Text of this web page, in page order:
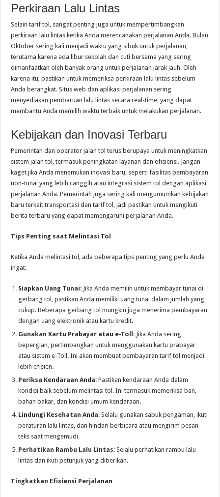
Perkiraan Lalu Lintas
Selain tarif tol, sangat penting juga untuk mempertimbangkan
perkiraan lalu lintas ketika Anda merencanakan perjalanan Anda. Bulan
Oktober sering kali menjadi waktu yang sibuk untuk perjalanan,
terutama karena ada libur sekolah dan cuti bersama yang sering
dimanfaatkan oleh banyak orang untuk perjalanan jarak jauh. Oleh
karena itu, pastikan untuk memeriksa perkiraan lalu lintas sebelum
Anda berangkat. Situs web dan aplikasi perjalanan sering
menyediakan pembaruan lalu lintas secara real-time, yang dapat
membantu Anda memilih waktu terbaik untuk melakukan perjalanan.
Kebijakan dan Inovasi Terbaru
Pemerintah dan operator jalan tol terus berupaya untuk meningkatkan
sistem jalan tol, termasuk peningkatan layanan dan efisiensi. Jangan
kaget jika Anda menemukan inovasi baru, seperti fasilitas pembayaran
non-tunai yang lebih canggih atau integrasi sistem tol dengan aplikasi
perjalanan Anda. Pemerintah juga sering kali mengumumkan kebijakan
baru terkait transportasi dan tarif tol, jadi pastikan untuk mengikuti
berita terbaru yang dapat memengaruhi perjalanan Anda.
Tips Penting saat Melintasi Tol
Ketika Anda melintasi tol, ada beberapa tips penting yang perlu Anda
ingat:
Siapkan Uang Tunai: Jika Anda memilih untuk membayar tunai di
gerbang tol, pastikan Anda memiliki uang tunai dalam jumlah yang
cukup. Beberapa gerbang tol mungkin juga menerima pembayaran
dengan uang elektronik atau kartu kredit.
Gunakan Kartu Prabayar atau e-Toll: Jika Anda sering
bepergian, pertimbangkan untuk menggunakan kartu prabayar
atau sistem e-Toll. Ini akan membuat pembayaran tarif tol menjadi
lebih efisien.
Periksa Kendaraan Anda: Pastikan kendaraan Anda dalam
kondisi baik sebelum melintasi tol. Ini termasuk memeriksa ban,
bahan bakar, dan kondisi umum kendaraan.
Lindungi Kesehatan Anda: Selalu gunakan sabuk pengaman, ikuti
peraturan lalu lintas, dan hindari berbicara atau mengirim pesan
teks saat mengemudi.
Perhatikan Rambu Lalu Lintas: Selalu perhatikan rambu lalu
lintas dan ikuti petunjuk yang diberikan.
Tingkatkan Efisiensi Perjalanan